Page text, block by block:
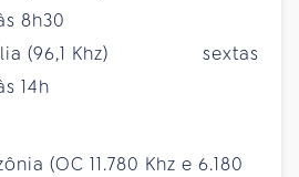
8h30
(96,1 Khz) sextas
14h
(OC 11.780 Khz e 6.180